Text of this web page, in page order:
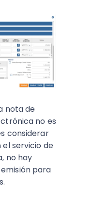
nota de
no es
considerar
el servicio de
no hay
para